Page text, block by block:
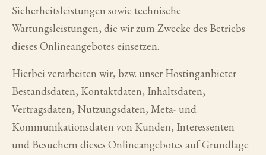
Sicherheitsleistungen sowie technische
Wartungsleistungen, die wir zum Zwecke des Betriebs
dieses Onlineangebotes einsetzen.
Hierbei verarbeiten wir, bzw. unser Hostinganbieter
Bestandsdaten, Kontaktdaten, Inhaltsdaten,
Vertragsdaten, Nutzungsdaten, Meta- und
Kommunikationsdaten von Kunden, Interessenten
und Besuchern dieses Onlineangebotes auf Grundlage